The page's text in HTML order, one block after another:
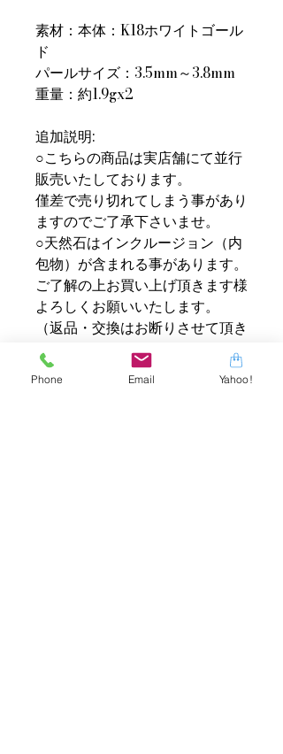
素材：本体：K18ホワイトゴール
ド
パールサイズ：3.5mm～3.8mm
重量：約1.9gx2
追加説明:
○こちらの商品は実店舗にて並行
販売いたしております。
僅差で売り切れてしまう事があり
ますのでご了承下さいませ。
○天然石はインクルージョン（内
包物）が含まれる事があります。
ご了解の上お買い上げ頂きます様
よろしくお願いいたします。
（返品・交換はお断りさせて頂き
ます）
○PCモニター等の環境によって実
物と色合いが多少異なる場合があ
Phone Email Yahoo!